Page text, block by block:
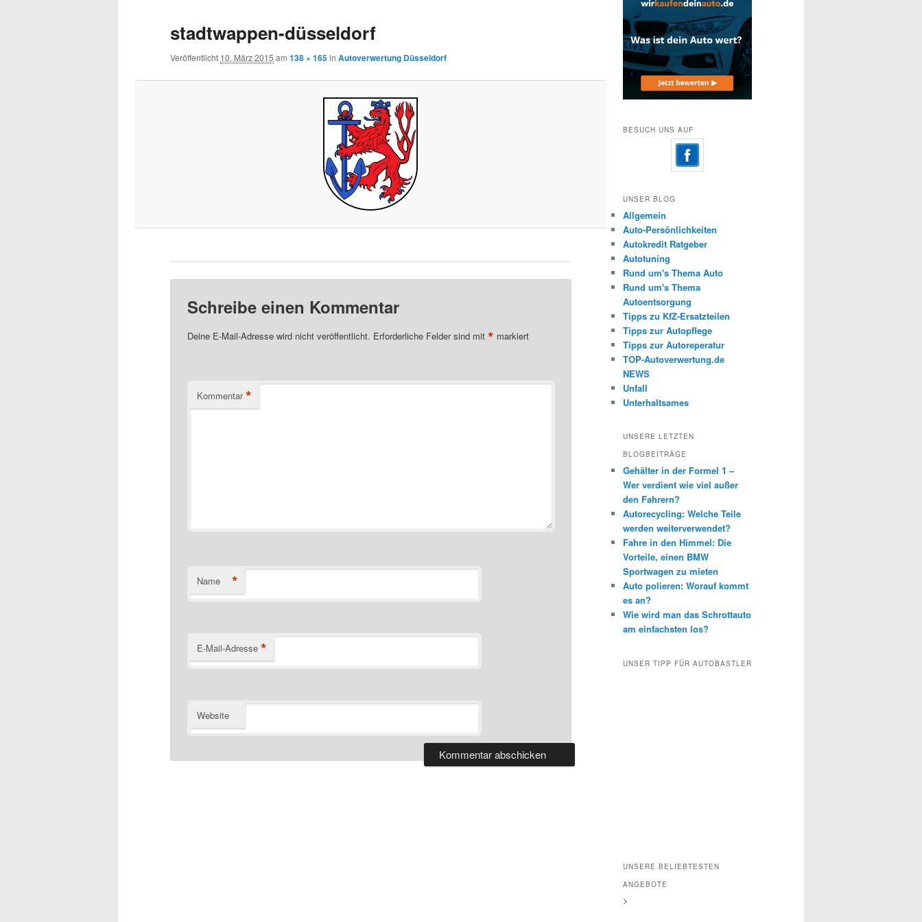
stadtwappen-düsseldorf
Veröffentlicht 10. März 2015 am 138 × 165in Autoverwertung Düsseldorf
Schreibe einen Kommentar
Deine E-Mail-Adresse wird nicht veröffentlicht. Erforderliche Felder sind mit* markiert
Kommentar *
Name *
E-Mail-Adresse *
Website
BESUCH UNS AUF
UNSER BLOG
Allgemein
Auto-Persönlichkeiten
Autokredit Ratgeber
Autotuning
Rund um's Thema Auto
Rund um's Thema
Autoentsorgung
Tipps zu KfZ-Ersatzteilen
Tipps zur Autopflege
Tipps zur Autoreperatur
TOP-Autoverwertung.de
NEWS
Unfall
Unterhaltsames
UNSERE LETZTEN
BLOGBEITRÄGE
Gehälter in der Formel 1 –
Wer verdient wie viel außer
den Fahrern?
Autorecycling: Welche Teile
werden weiterverwendet?
Fahre in den Himmel: Die
Vorteile, einen BMW
Sportwagen zu mieten
Auto polieren: Worauf kommt
es an?
Wie wird man das Schrottauto
am einfachsten los?
UNSER TIPP FÜR AUTOBASTLER
UNSERE BELIEBTESTEN
ANGEBOTE
>